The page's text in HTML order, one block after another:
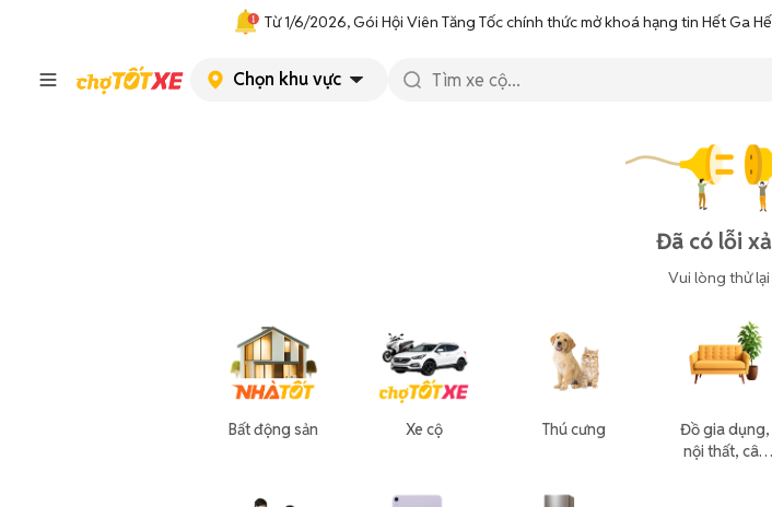
Từ 1/6/2026, Gói Hội Viên Tăng Tốc chính thức mở khoá hạng tin Hết Ga
Chọn khu vực
Đã có lỗi
Vui lòng thử lại
Bất động sản Xe cộ Thú cưng
Đồ gia dụng,
nội thất, cây